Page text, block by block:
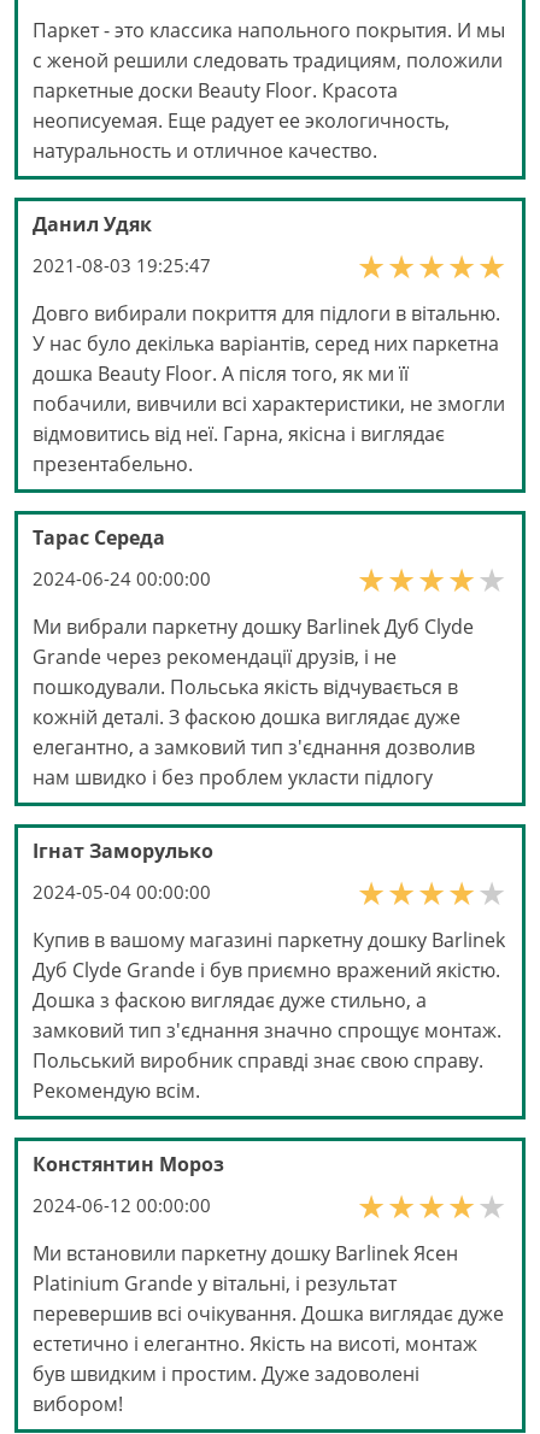
Паркет - это классика напольного покрытия. И мы
с женой решили следовать традициям, положили
паркетные доски Beauty Floor. Красота
неописуемая. Еще радует ее экологичность,
натуральность и отличное качество.
Данил Удяк
2021-08-03 19:25:47
Довго вибирали покриття для підлоги в вітальню.
У нас було декілька варіантів, серед них паркетна
дошка Beauty Floor. А після того, як ми її
побачили, вивчили всі характеристики, не змогли
відмовитись від неї. Гарна, якісна і виглядає
презентабельно.
Тарас Середа
2024-06-24 00:00:00
Ми вибрали паркетну дошку Barlinek Дуб Clyde
Grande через рекомендації друзів, і не
пошкодували. Польська якість відчувається в
кожній деталі. З фаскою дошка виглядає дуже
елегантно, а замковий тип з'єднання дозволив
нам швидко і без проблем укласти підлогу
Ігнат Заморулько
2024-05-04 00:00:00
Купив в вашому магазині паркетну дошку Barlinek
Дуб Clyde Grande і був приємно вражений якістю.
Дошка з фаскою виглядає дуже стильно, а
замковий тип з'єднання значно спрощує монтаж.
Польський виробник справді знає свою справу.
Рекомендую всім.
Констянтин Мороз
2024-06-12 00:00:00
Ми встановили паркетну дошку Barlinek Ясен
Platinium Grande у вітальні, і результат
перевершив всі очікування. Дошка виглядає дуже
естетично і елегантно. Якість на висоті, монтаж
був швидким і простим. Дуже задоволені
вибором!